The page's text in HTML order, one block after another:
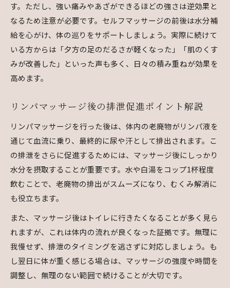
す。ただし、強い痛みやあざができるほどの強さは逆効果と
なるため注意が必要です。セルフマッサージの前後は水分補
給を心がけ、体の巡りをサポートしましょう。実際に続けて
いる方からは「夕方の足のだるさが軽くなった」「肌のくす
みが改善した」といった声も多く、日々の積み重ねが効果を
高めます。
リンパマッサージ後の排泄促進ポイント解説
リンパマッサージを行った後は、体内の老廃物がリンパ液を
通じて血流に乗り、最終的に尿や汗として排出されます。こ
の排泄をさらに促進するためには、マッサージ後にしっかり
水分を摂取することが重要です。水や白湯をコップ1杯程度
飲むことで、老廃物の排出がスムーズになり、むくみ解消に
も役立ちます。
また、マッサージ後はトイレに行きたくなることが多く見ら
れますが、これは体内の流れが良くなった証拠です。無理に
我慢せず、排泄のタイミングを逃さずに対応しましょう。も
し翌日に体が重く感じる場合は、マッサージの強度や時間を
調整し、無理のない範囲で続けることが大切です。